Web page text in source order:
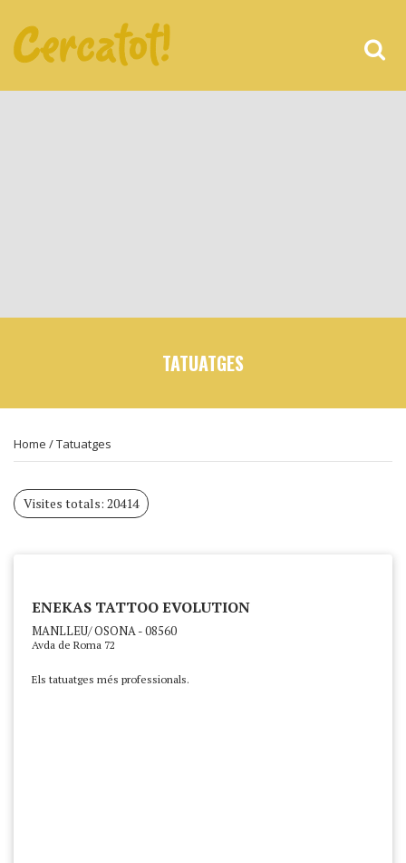
TATUATGES
Home /Tatuatges
Visites totals: 20414
ENEKAS TATTOO EVOLUTION
MANLLEU/ OSONA - 08560
Avda de Roma 72
Els tatuatges més professionals.